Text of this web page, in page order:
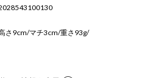
高さ9cm/マチ3cm/重さ93g/